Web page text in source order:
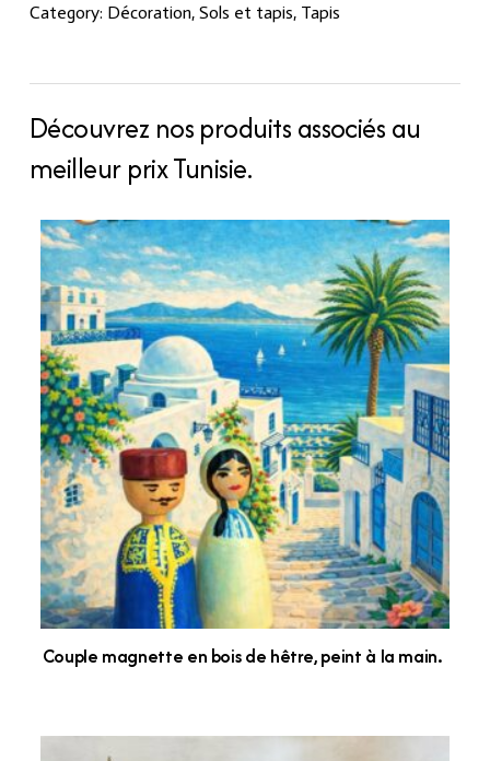
Category: Décoration, Sols et tapis, Tapis
Découvrez nos produits associés au
meilleur prix Tunisie.
Couple magnette en bois de hêtre, peint à la main.